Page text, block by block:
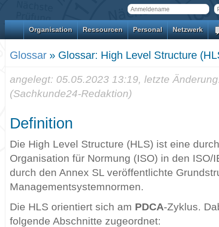
Organisation Ressourcen Personal Netzwerk
Glossar » Glossar: High Level Structure
angelegt: 05.05.2023 13:19, letzte
(Sachkunde24-Redaktion)
Definition
Die High Level Structure (HLS) ist eine
Organisation für Normung (ISO) in den ISO/
durch den Annex SL veröffentlichte
Managementsystemnormen.
Die HLS orientiert sich am PDCA-Zyklus.
folgende Abschnitte zugeordnet: